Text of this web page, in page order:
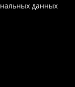
данных